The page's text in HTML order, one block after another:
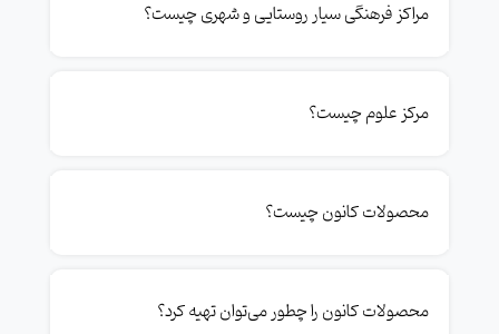
مراکز فرهنگی سیار روستایی و شهری چیست؟
مرکز علوم چیست؟
محصولات کانون چیست؟
محصولات کانون را چطور می‌توان تهیه کرد؟